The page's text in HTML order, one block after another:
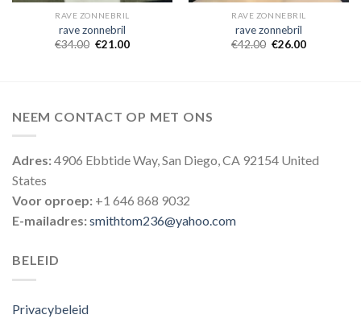
RAVE ZONNEBRIL
rave zonnebril
€34.00 €21.00
RAVE ZONNEBRIL
rave zonnebril
€42.00 €26.00
NEEM CONTACT OP MET ONS
Adres:4906 Ebbtide Way, San Diego, CA 92154 United
States
Voor oproep: +1 646 868 9032
E-mailadres:smithtom236@yahoo.com
BELEID
Privacybeleid